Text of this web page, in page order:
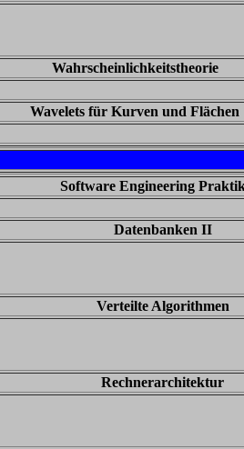
Wahrscheinlichkeitstheorie
Wavelets für Kurven und Flächen
Software Engineering
Datenbanken II
Verteilte Algorithmen
Rechnerarchitektur